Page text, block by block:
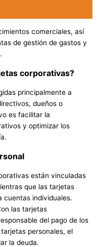
comerciales, así
de gestión de gastos y
corporativas?
principalmente a
dueños o
es facilitar la
y optimizar los
están vinculadas
que las tarjetas
cuentas individuales.
las tarjetas
del pago de los
personales, el
la deuda.